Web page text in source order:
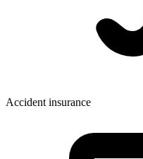
Accident insurance